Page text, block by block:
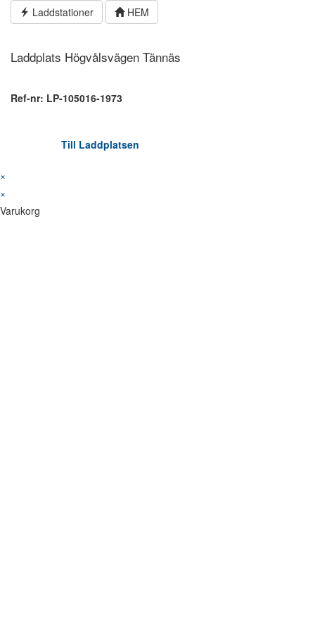
Hoppa Laddstationer HEM
Laddplats Högvålsvägen Tännäs
Ref-nr: LP-105016-1973
Till Laddplatsen
×
×
Varukorg